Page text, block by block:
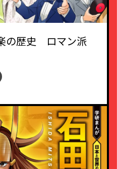
の歴史 ロマン派